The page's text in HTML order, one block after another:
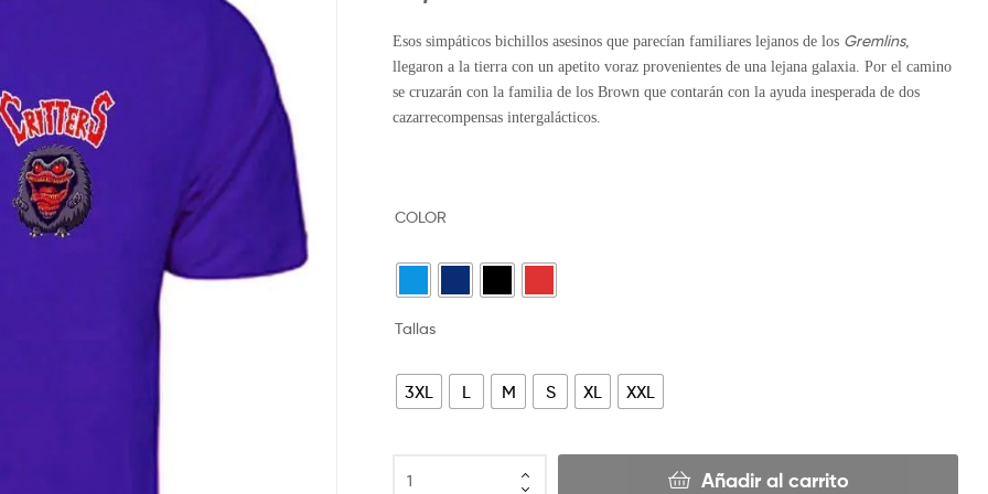
Esos simpáticos bichillos asesinos que parecían familiares lejanos de los Gremlins,
llegaron a la tierra con un apetito voraz provenientes de una lejana galaxia. Por el camino
se cruzarán con la familia de los Brown que contarán con la ayuda inesperada de dos
cazarrecompensas intergalácticos.
COLOR
Tallas
3XL L M S XL XXL
Añadir al carrito